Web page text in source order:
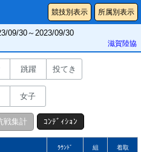
所属別表示
競技別表示
09/30～2023/09/30
滋賀陸協
跳躍 投てき
女子
戦集計 ｺﾝﾃﾞｨｼｮﾝ
ﾗｳﾝﾄﾞ 組 着取